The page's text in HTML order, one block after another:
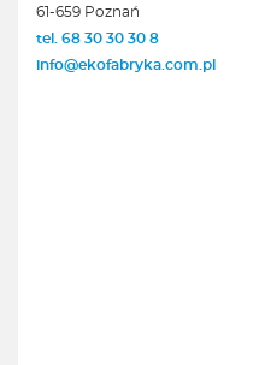
61-659 Poznań
tel. 68 30 30 30 8
info@ekofabryka.com.pl